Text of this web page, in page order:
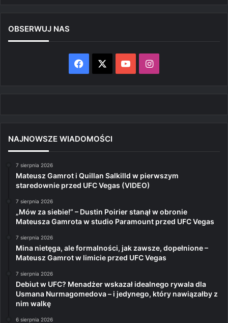
OBSERWUJ NAS
Facebook YouTubeInstagram
NAJNOWSZE WIADOMOŚCI
7 sierpnia 2026
Mateusz Gamrot i Quillan Salkilld w pierwszym
staredownie przed UFC Vegas (VIDEO)
7 sierpnia 2026
„Mów za siebie!” – Dustin Poirier stanął w obronie
Mateusza Gamrota w studio Paramount przed UFC Vegas
7 sierpnia 2026
Mina nietęga, ale formalności, jak zawsze, dopełnione –
Mateusz Gamrot w limicie przed UFC Vegas
7 sierpnia 2026
Debiut w UFC? Menadżer wskazał idealnego rywala dla
Usmana Nurmagomedova – i jedynego, który nawiązałby z
nim walkę
6 sierpnia 2026